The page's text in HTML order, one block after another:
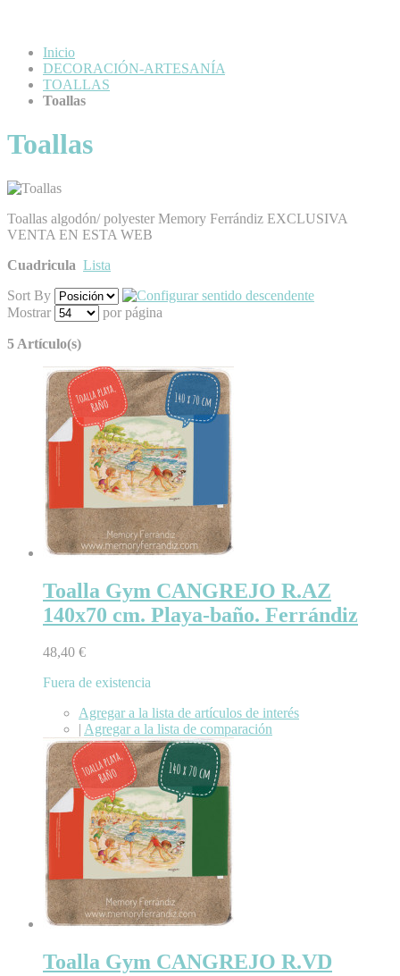
Inicio
DECORACIÓN-ARTESANÍA
TOALLAS
Toallas
Toallas
Toallas algodón/ polyester Memory Ferrándiz EXCLUSIVA
VENTA EN ESTA WEB
Cuadricula Lista
Sort By
Mostrar
por página
5 Artículo(s)
Toalla Gym CANGREJO R.AZ
140x70 cm. Playa-baño. Ferrándiz
48,40 €
Fuera de existencia
Agregar a la lista de artículos de interés
| Agregar a la lista de comparación
Toalla Gym CANGREJO R.VD